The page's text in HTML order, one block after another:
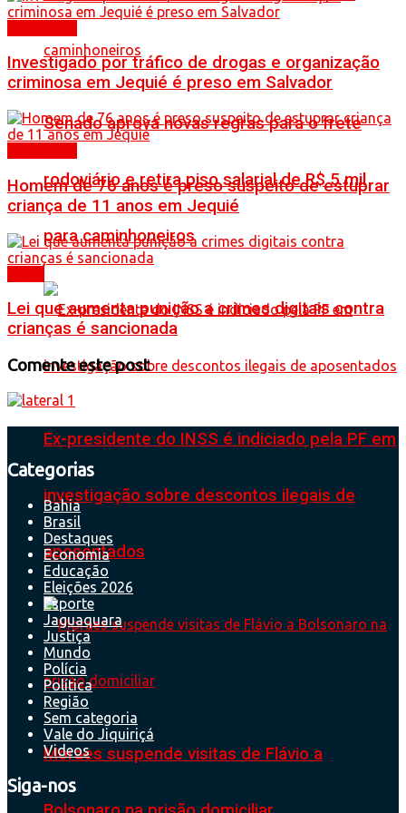
Senado aprova novas regras para o frete
rodoviário e retira piso salarial de R$ 5 mil
para caminhoneiros
Ex-presidente do INSS é indiciado pela PF em
investigação sobre descontos ilegais de
aposentados
Moraes suspende visitas de Flávio a
Investigado por tráfico de drogas e organização
criminosa em Jequié é preso em Salvador
Homem de 76 anos é preso suspeito de estuprar
criança de 11 anos em Jequié
Lei que aumenta punição a crimes digitais contra
crianças é sancionada
Comente este post
Categorias
Bahia
Brasil
Destaques
Economia
Educação
Eleições 2026
Esporte
Jaguaquara
Justiça
Mundo
Polícia
Política
Região
Sem categoria
Vale do Jiquiriçá
Videos
Siga-nos